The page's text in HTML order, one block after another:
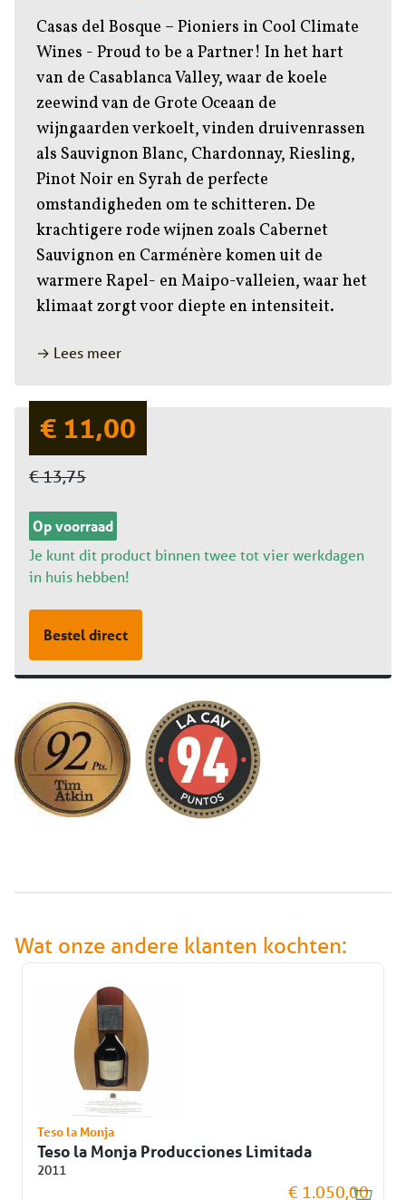
Casas del Bosque – Pioniers in Cool Climate
Wines - Proud to be a Partner! In het hart
van de Casablanca Valley, waar de koele
zeewind van de Grote Oceaan de
wijngaarden verkoelt, vinden druivenrassen
als Sauvignon Blanc, Chardonnay, Riesling,
Pinot Noir en Syrah de perfecte
omstandigheden om te schitteren. De
krachtigere rode wijnen zoals Cabernet
Sauvignon en Carménère komen uit de
warmere Rapel- en Maipo-valleien, waar het
klimaat zorgt voor diepte en intensiteit.
→ Lees meer
€ 11,00
€ 13,75
Op voorraad
Je kunt dit product binnen twee tot vier werkdagen
in huis hebben!
Bestel direct
Wat onze andere klanten kochten:
Teso la Monja
Teso la Monja Producciones Limitada
2011
€ 1.050,00